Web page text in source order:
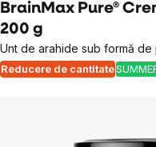
BrainMax Pure®
200 g
Unt de arahide sub formă de
Reducere de cantitate